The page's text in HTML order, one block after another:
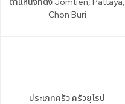
Chon Buri
ประเภทครัว ครัวยุโรป